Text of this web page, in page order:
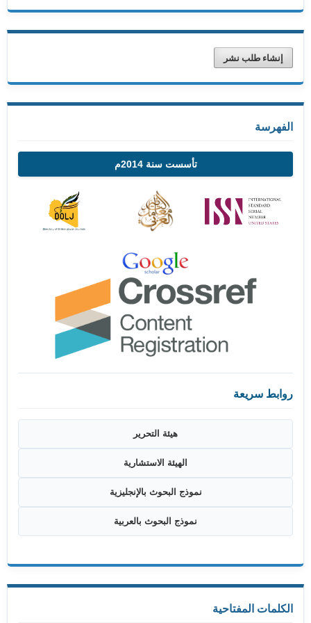
إنشاء طلب نشر
الفهرسة
تأسست سنة 2014م
روابط سريعة
هيئة التحرير
الهيئة الاستشارية
نموذج البحوث بالإنجليزية
نموذج البحوث بالعربية
الكلمات المفتاحية